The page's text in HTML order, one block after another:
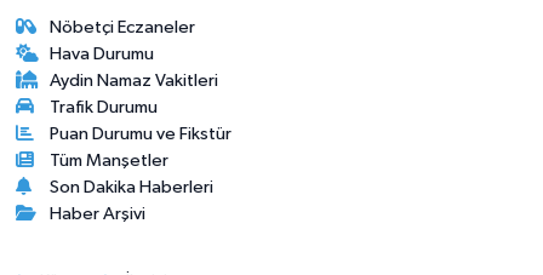
Nöbetçi Eczaneler
Hava Durumu
Aydin Namaz Vakitleri
Trafik Durumu
Puan Durumu ve Fikstür
Tüm Manşetler
Son Dakika Haberleri
Haber Arşivi